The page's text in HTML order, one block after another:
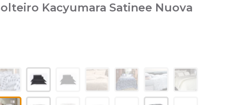
Kacyumara Satinee Nuova